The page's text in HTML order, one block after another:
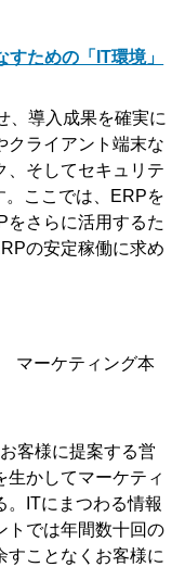
すための「IT環境」
、導入成果を確実に
クライアント端末な
、そしてセキュリテ
。ここでは、ERPを
をさらに活用するた
の安定稼働に求め
マーケティング本
客様に提案する営
生かしてマーケティ
。ITにまつわる情報
トでは年間数十回の
すことなくお客様に